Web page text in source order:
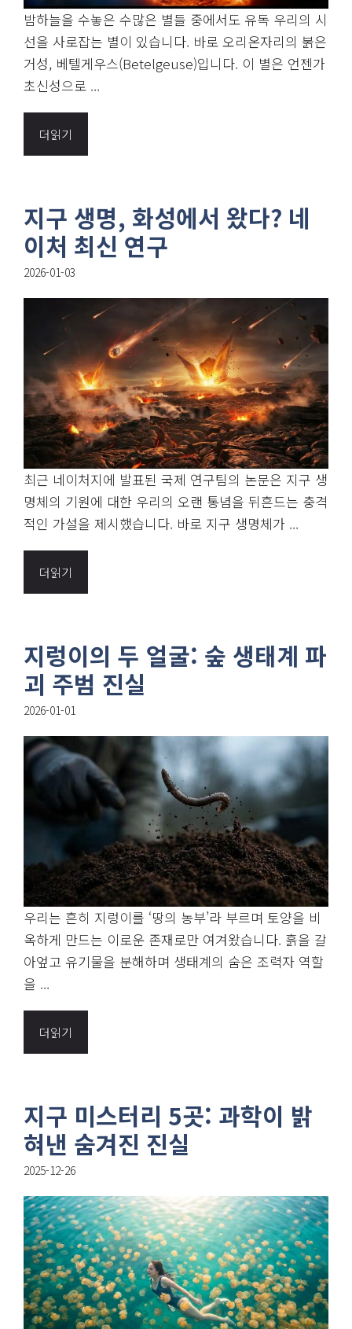
밤하늘을 수놓은 수많은 별들 중에서도 유독 우리의 시
선을 사로잡는 별이 있습니다. 바로 오리온자리의 붉은
거성, 베텔게우스(Betelgeuse)입니다. 이 별은 언젠가
초신성으로 ...
더읽기
지구 생명, 화성에서 왔다? 네
이처 최신 연구
2026-01-03
최근 네이처지에 발표된 국제 연구팀의 논문은 지구 생
명체의 기원에 대한 우리의 오랜 통념을 뒤흔드는 충격
적인 가설을 제시했습니다. 바로 지구 생명체가 ...
더읽기
지렁이의 두 얼굴: 숲 생태계 파
괴 주범 진실
2026-01-01
우리는 흔히 지렁이를 ‘땅의 농부’라 부르며 토양을 비
옥하게 만드는 이로운 존재로만 여겨왔습니다. 흙을 갈
아엎고 유기물을 분해하며 생태계의 숨은 조력자 역할
을 ...
더읽기
지구 미스터리 5곳: 과학이 밝
혀낸 숨겨진 진실
2025-12-26